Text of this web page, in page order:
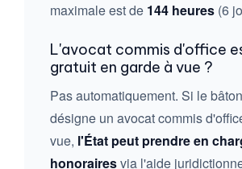
maximale est de 144 heures (6
L'avocat commis d'office
gratuit en garde à vue ?
Pas automatiquement. Si le
désigne un avocat commis
vue, l'État peut prendre en
honorairesvia l'aide